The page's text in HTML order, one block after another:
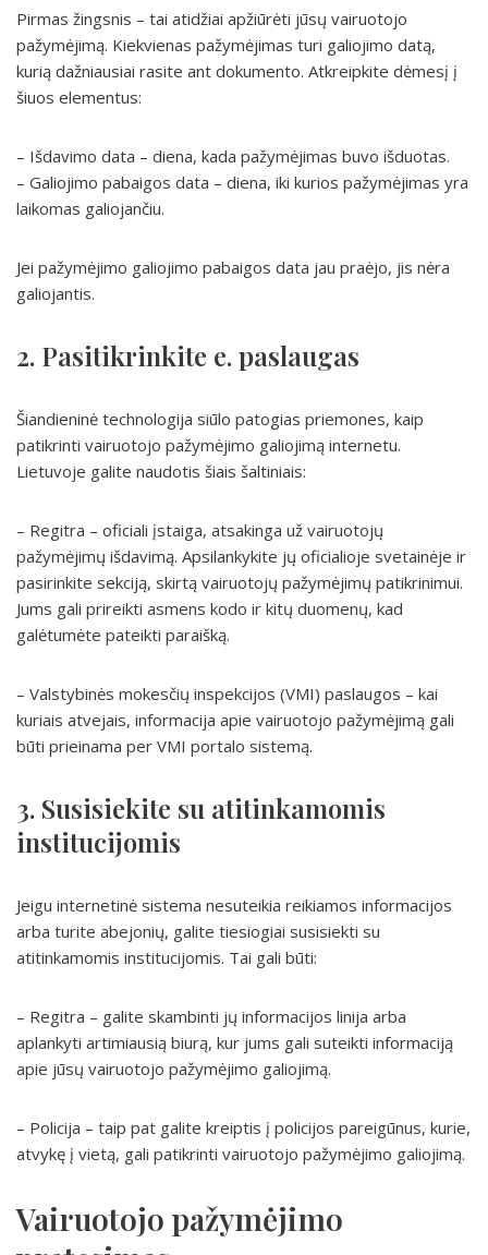
Pirmas žingsnis – tai atidžiai apžiūrėti jūsų vairuotojo
pažymėjimą. Kiekvienas pažymėjimas turi galiojimo datą,
kurią dažniausiai rasite ant dokumento. Atkreipkite dėmesį į
šiuos elementus:
– Išdavimo data – diena, kada pažymėjimas buvo išduotas.
– Galiojimo pabaigos data – diena, iki kurios pažymėjimas yra
laikomas galiojančiu.
Jei pažymėjimo galiojimo pabaigos data jau praėjo, jis nėra
galiojantis.
2. Pasitikrinkite e. paslaugas
Šiandieninė technologija siūlo patogias priemones, kaip
patikrinti vairuotojo pažymėjimo galiojimą internetu.
Lietuvoje galite naudotis šiais šaltiniais:
– Regitra – oficiali įstaiga, atsakinga už vairuotojų
pažymėjimų išdavimą. Apsilankykite jų oficialioje svetainėje ir
pasirinkite sekciją, skirtą vairuotojų pažymėjimų patikrinimui.
Jums gali prireikti asmens kodo ir kitų duomenų, kad
galėtumėte pateikti paraišką.
– Valstybinės mokesčių inspekcijos (VMI) paslaugos – kai
kuriais atvejais, informacija apie vairuotojo pažymėjimą gali
būti prieinama per VMI portalo sistemą.
3. Susisiekite su atitinkamomis
institucijomis
Jeigu internetinė sistema nesuteikia reikiamos informacijos
arba turite abejonių, galite tiesiogiai susisiekti su
atitinkamomis institucijomis. Tai gali būti:
– Regitra – galite skambinti jų informacijos linija arba
aplankyti artimiausią biurą, kur jums gali suteikti informaciją
apie jūsų vairuotojo pažymėjimo galiojimą.
– Policija – taip pat galite kreiptis į policijos pareigūnus, kurie,
atvykę į vietą, gali patikrinti vairuotojo pažymėjimo galiojimą.
Vairuotojo pažymėjimo